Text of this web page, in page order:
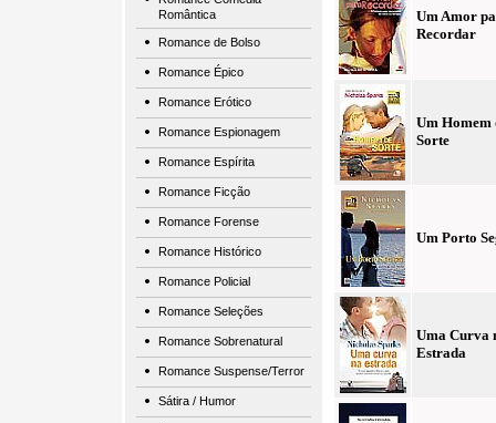
Romântica
Romance de Bolso
Romance Épico
Romance Erótico
Romance Espionagem
Romance Espírita
Romance Ficção
Romance Forense
Romance Histórico
Romance Policial
Romance Seleções
Romance Sobrenatural
Romance Suspense/Terror
Sátira / Humor
Um Amor
Recordar
Um Homem
Sorte
Um Porto
Uma Curva
Estrada